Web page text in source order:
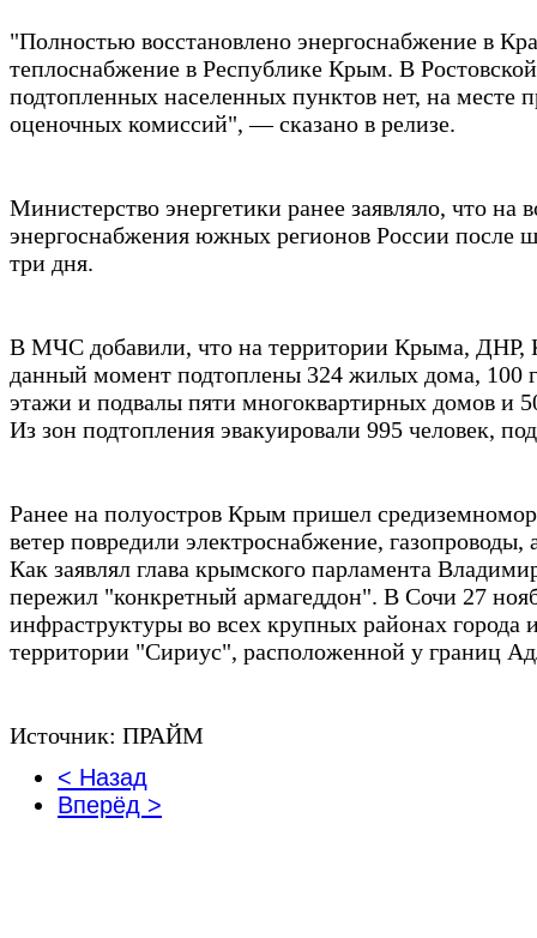
"Полностью восстановлено энергоснабжение в
теплоснабжение в Республике Крым. В
подтопленных населенных пунктов нет, на месте
оценочных комиссий", — сказано в релизе.
Министерство энергетики ранее заявляло, что на
энергоснабжения южных регионов России после
три дня.
В МЧС добавили, что на территории Крыма, ДНР,
данный момент подтоплены 324 жилых дома, 100
этажи и подвалы пяти многоквартирных домов и
Из зон подтопления эвакуировали 995 человек,
Ранее на полуостров Крым пришел
ветер повредили электроснабжение,
Как заявлял глава крымского парламента
пережил "конкретный армагеддон". В Сочи 27
инфраструктуры во всех крупных районах города
территории "Сириус", расположенной у границ
Источник: ПРАЙМ
< Назад
Вперёд >